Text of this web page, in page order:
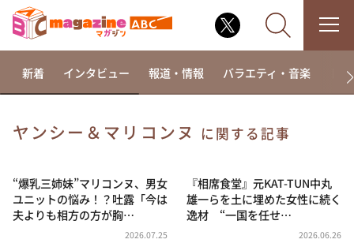
相席食堂
これ余談なんですけど・・・
～人生密着トークバラエティ！～ やすとものいたっ
新着 インタビュー 報道・情報 バラエティ・音楽 ド
ヤンシー＆マリコンヌ に関する記事
“爆乳三姉妹”マリコンヌ、男女
ユニットの悩み！？吐露「今は
夫よりも相方の方が胸…
2026.07.25
『相席食堂』元KAT-TUN中丸
雄一らを土に埋めた女性に続く
逸材 “一国を任せ…
2026.06.26